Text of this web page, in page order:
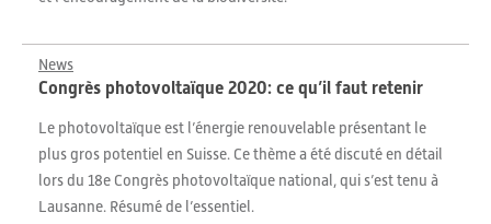
News
Congrès photovoltaïque 2020: ce qu’il faut retenir
Le photovoltaïque est l’énergie renouvelable présentant le
plus gros potentiel en Suisse. Ce thème a été discuté en détail
lors du 18e Congrès photovoltaïque national, qui s’est tenu à
Lausanne. Résumé de l’essentiel.